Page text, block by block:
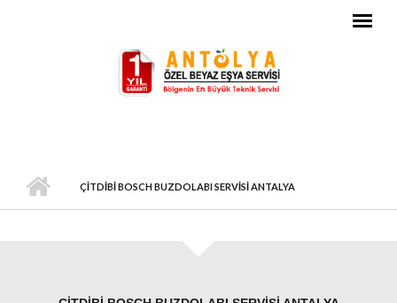
ÇITDIBI BOSCH BUZDOLABI SERVISI ANTALYA